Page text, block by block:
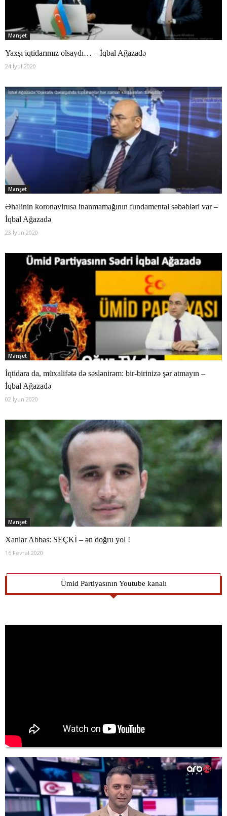
Manşet
Yaxşı iqtidarımız olsaydı… – İqbal Ağazadə
24 İyul 2020
Manşet
Əhalinin koronavirusa inanmamağının fundamental səbəbləri var –
İqbal Ağazadə
23 İyun 2020
Manşet
İqtidara da, müxalifətə də səslənirəm: bir-birinizə şər atmayın –
İqbal Ağazadə
02 İyun 2020
Manşet
Xanlar Abbas: SEÇKİ – ən doğru yol !
16 Fevral 2020
Ümid Partiyasının Youtube kanalı